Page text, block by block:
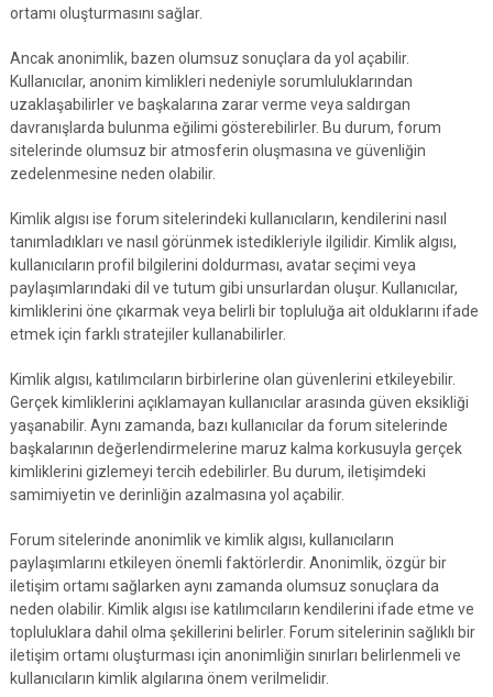
ortamı oluşturmasını sağlar.
Ancak anonimlik, bazen olumsuz sonuçlara da yol açabilir.
Kullanıcılar, anonim kimlikleri nedeniyle sorumluluklarından
uzaklaşabilirler ve başkalarına zarar verme veya saldırgan
davranışlarda bulunma eğilimi gösterebilirler. Bu durum, forum
sitelerinde olumsuz bir atmosferin oluşmasına ve güvenliğin
zedelenmesine neden olabilir.
Kimlik algısı ise forum sitelerindeki kullanıcıların, kendilerini nasıl
tanımladıkları ve nasıl görünmek istedikleriyle ilgilidir. Kimlik algısı,
kullanıcıların profil bilgilerini doldurması, avatar seçimi veya
paylaşımlarındaki dil ve tutum gibi unsurlardan oluşur. Kullanıcılar,
kimliklerini öne çıkarmak veya belirli bir topluluğa ait olduklarını ifade
etmek için farklı stratejiler kullanabilirler.
Kimlik algısı, katılımcıların birbirlerine olan güvenlerini etkileyebilir.
Gerçek kimliklerini açıklamayan kullanıcılar arasında güven eksikliği
yaşanabilir. Aynı zamanda, bazı kullanıcılar da forum sitelerinde
başkalarının değerlendirmelerine maruz kalma korkusuyla gerçek
kimliklerini gizlemeyi tercih edebilirler. Bu durum, iletişimdeki
samimiyetin ve derinliğin azalmasına yol açabilir.
Forum sitelerinde anonimlik ve kimlik algısı, kullanıcıların
paylaşımlarını etkileyen önemli faktörlerdir. Anonimlik, özgür bir
iletişim ortamı sağlarken aynı zamanda olumsuz sonuçlara da
neden olabilir. Kimlik algısı ise katılımcıların kendilerini ifade etme ve
topluluklara dahil olma şekillerini belirler. Forum sitelerinin sağlıklı bir
iletişim ortamı oluşturması için anonimliğin sınırları belirlenmeli ve
kullanıcıların kimlik algılarına önem verilmelidir.